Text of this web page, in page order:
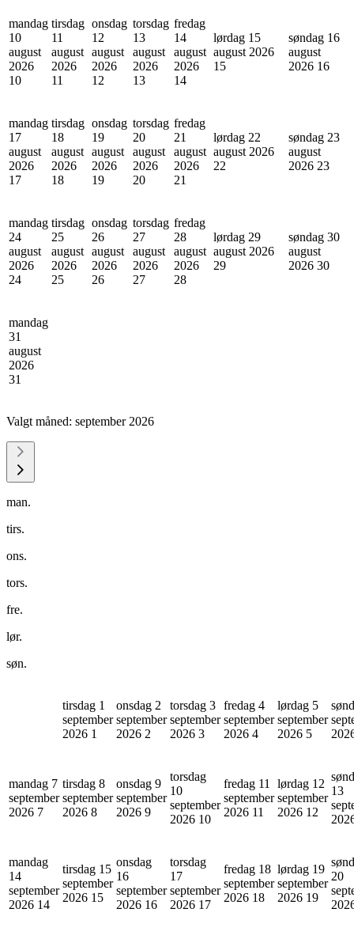
mandag
10
august
2026
10
tirsdag
11
august
2026
11
onsdag
12
august
2026
12
torsdag
13
august
2026
13
fredag
14
august
2026
14
lørdag 15
august 2026
15
søndag 16
august
2026 16
mandag
17
august
2026
17
tirsdag
18
august
2026
18
onsdag
19
august
2026
19
torsdag
20
august
2026
20
fredag
21
august
2026
21
lørdag 22
august 2026
22
søndag 23
august
2026 23
mandag
24
august
2026
24
tirsdag
25
august
2026
25
onsdag
26
august
2026
26
torsdag
27
august
2026
27
fredag
28
august
2026
28
lørdag 29
august 2026
29
søndag 30
august
2026 30
mandag
31
august
2026
31
Valgt måned: september 2026
man.
tirs.
ons.
tors.
fre.
lør.
søn.
tirsdag 1
september
2026 1
onsdag 2
september
2026 2
torsdag 3
september
2026 3
fredag 4
september
2026 4
lørdag 5
september
2026 5
mandag 7
september
2026 7
tirsdag 8
september
2026 8
onsdag 9
september
2026 9
torsdag
10
september
2026 10
fredag 11
september
2026 11
lørdag 12
september
2026 12
13
mandag
14
september
2026 14
tirsdag 15
september
2026 15
onsdag
16
september
2026 16
torsdag
17
september
2026 17
fredag 18
september
2026 18
lørdag 19
september
2026 19
20